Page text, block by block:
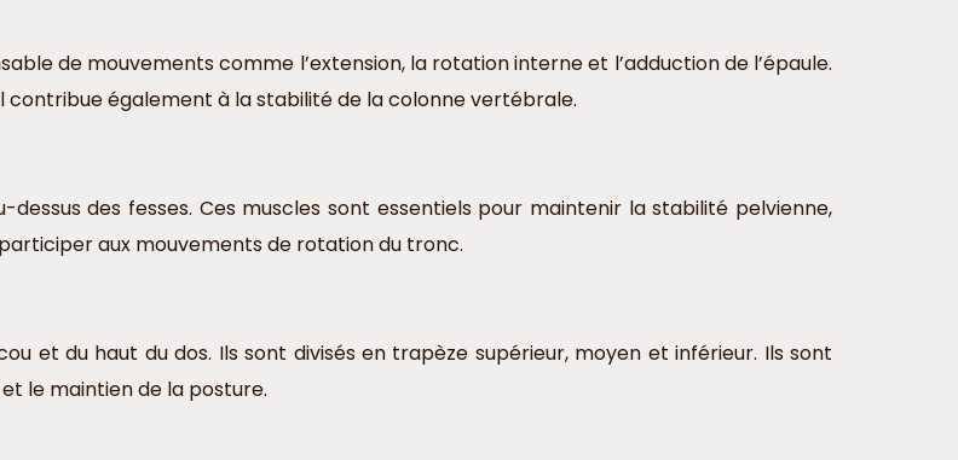
de mouvements comme l’extension, la rotation interne et l’adduction de l’épaule.
contribue également à la stabilité de la colonne vertébrale.
des fesses. Ces muscles sont essentiels pour maintenir la stabilité pelvienne,
aux mouvements de rotation du tronc.
et du haut du dos. Ils sont divisés en trapèze supérieur, moyen et inférieur. Ils sont
le maintien de la posture.